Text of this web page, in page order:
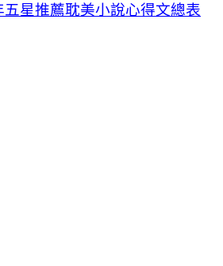
星推薦耽美小說心得文總表